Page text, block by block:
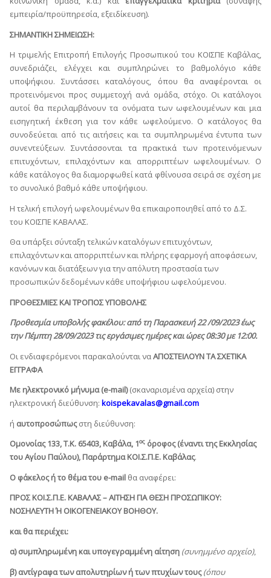
εμπειρία/προϋπηρεσία, εξειδίκευση).
ΣΗΜΑΝΤΙΚΗ ΣΗΜΕΙΩΣΗ:
Η τριμελής Επιτροπή Επιλογής Προσωπικού του ΚΟΙΣΠΕ Καβάλας,
συνεδριάζει, ελέγχει και συμπληρώνει το βαθμολόγιο κάθε
υποψήφιου. Συντάσσει καταλόγους, όπου θα αναφέρονται οι
προτεινόμενοι προς συμμετοχή ανά ομάδα, στόχο. Οι κατάλογοι
αυτοί θα περιλαμβάνουν τα ονόματα των ωφελουμένων και μια
εισηγητική έκθεση για τον κάθε ωφελούμενο. Ο κατάλογος θα
συνοδεύεται από τις αιτήσεις και τα συμπληρωμένα έντυπα των
συνεντεύξεων. Συντάσσονται τα πρακτικά των προτεινόμενων
επιτυχόντων, επιλαχόντων και απορριπτέων ωφελουμένων. Ο
κάθε κατάλογος θα διαμορφωθεί κατά φθίνουσα σειρά σε σχέση με
το συνολικό βαθμό κάθε υποψήφιου.
Η τελική επιλογή ωφελουμένων θα επικαιροποιηθεί από το Δ.Σ.
του ΚΟΙΣΠΕ ΚΑΒΑΛΑΣ.
Θα υπάρξει σύνταξη τελικών καταλόγων επιτυχόντων,
επιλαχόντων και απορριπτέων και πλήρης εφαρμογή αποφάσεων,
κανόνων και διατάξεων για την απόλυτη προστασία των
προσωπικών δεδομένων κάθε υποψήφιου ωφελούμενου.
ΠΡΟΘΕΣΜΙΕΣ ΚΑΙ ΤΡΟΠΟΣ ΥΠΟΒΟΛΗΣ
Προθεσμία υποβολής φακέλου: από τη Παρασκευή 22 /09/2023 έως
την Πέμπτη 28/09/2023 τις εργάσιμες ημέρες και ώρες 08:30 με 12:00.
Οι ενδιαφερόμενοι παρακαλούνται ναΑΠΟΣΤΕΙΛΟΥΝ ΤΑ ΣΧΕΤΙΚΑ
ΕΓΓΡΑΦΑ
Με ηλεκτρονικό μήνυμα (e-mail)(σκαναρισμένα αρχεία) στην
ηλεκτρονική διεύθυνση: koispekavalas@gmail.com
ή αυτοπροσώπωςστη διεύθυνση:
Ομονοίας 133, Τ.Κ. 65403, Καβάλα, 1ος όροφος (έναντι της Εκκλησίας
του Αγίου Παύλου), Παράρτημα ΚΟΙ.Σ.Π.Ε. Καβάλας.
O φάκελος ή το θέμα του e-mail θα αναφέρει:
ΠΡΟΣ ΚΟΙ.Σ.Π.Ε. ΚΑΒΑΛΑΣ – ΑΙΤΗΣΗ ΓΙΑ ΘΕΣΗ ΠΡΟΣΩΠΙΚΟΥ:
ΝΟΣΗΛΕΥΤΗ Ή ΟΙΚΟΓΕΝΕΙΑΚΟΥ ΒΟΗΘΟΥ.
και θα περιέχει:
α) συμπληρωμένη και υπογεγραμμένη αίτηση (συνημμένο αρχείο),
β) αντίγραφα των απολυτηρίων ή των πτυχίων τους(όπου